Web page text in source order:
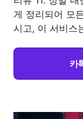
게 정리되어 모
시고, 이 서비스
카